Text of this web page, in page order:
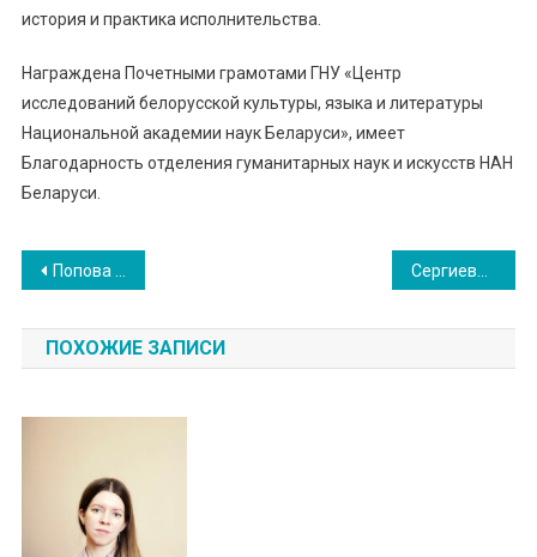
история и практика исполнительства.
Награждена Почетными грамотами ГНУ «Центр
исследований белорусской культуры, языка и литературы
Национальной академии наук Беларуси», имеет
Благодарность отделения гуманитарных наук и искусств НАН
Беларуси.
Навигация
по
записям
Попова Ирина Анатольевна
ПОХОЖИЕ ЗАПИСИ